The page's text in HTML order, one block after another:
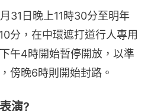
31日晚上11時30分至明年
分，在中環遮打道行人專用
午4時開始暫停開放，以準
傍晚6時則開始封路。
演?